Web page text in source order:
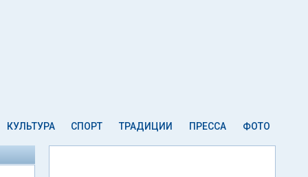
КУЛЬТУРА СПОРТ ТРАДИЦИИ ПРЕССА ФОТО